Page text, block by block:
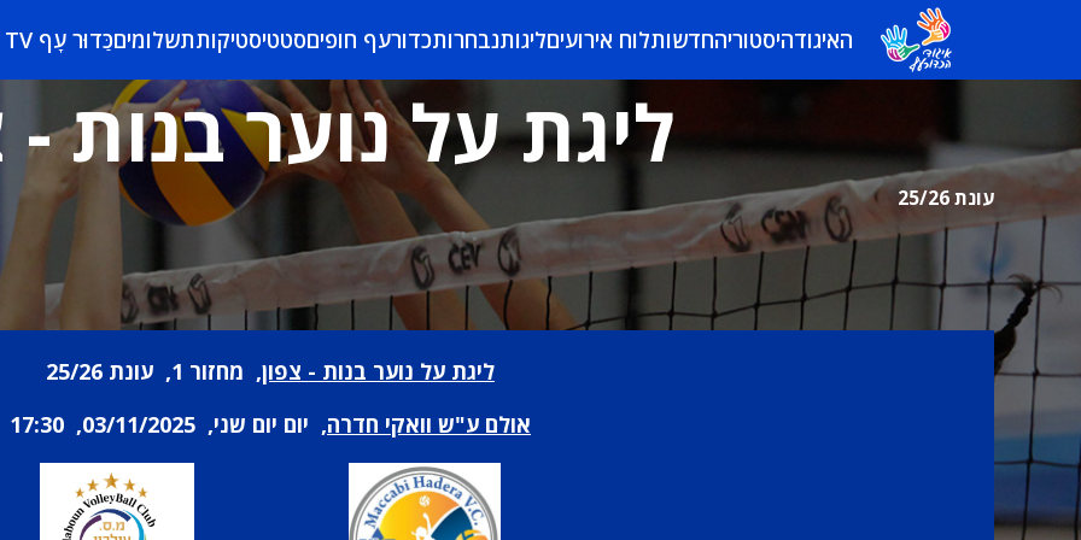
האיגודהיסטוריהחדשותלוח אירועיםליגותנבחרותכדורעף חופיםסטטיסטיקותתשלומיםכַּדוּר עָף TV
ליגת על נוער בנות -
עונת 25/26
ליגת על נוער בנות - צפון, מחזור 1, עונת 25/26
אולם ע"ש וואקי חדרה, יום יום שני, 03/11/2025, 17:30